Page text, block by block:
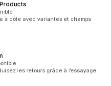
à côte avec variantes et champs
les retours grâce à l’essayage